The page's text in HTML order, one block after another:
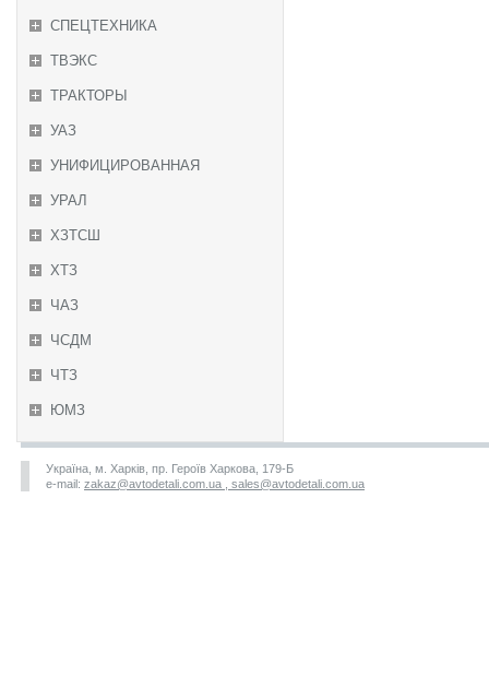
СПЕЦТЕХНИКА
ТВЭКС
ТРАКТОРЫ
УАЗ
УНИФИЦИРОВАННАЯ
УРАЛ
ХЗТСШ
ХТЗ
ЧАЗ
ЧСДМ
ЧТЗ
ЮМЗ
Україна, м. Харків, пр. Героїв Харкова, 179-Б
e-mail: zakaz@avtodetali.com.ua , sales@avtodetali.com.ua